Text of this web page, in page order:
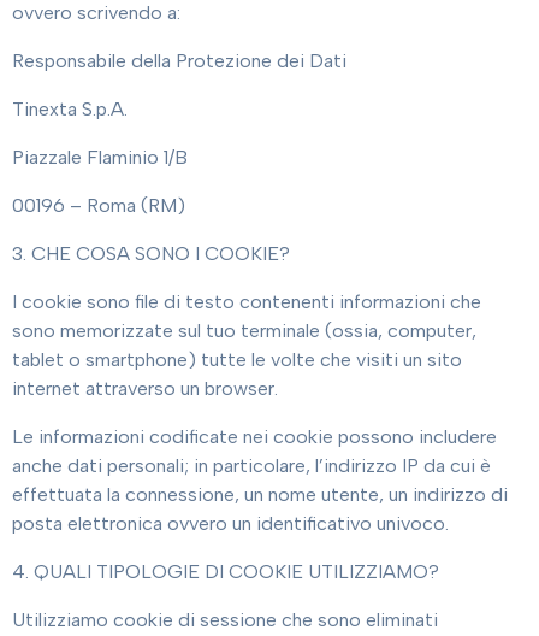
ovvero scrivendo a:
Responsabile della Protezione dei Dati
Tinexta S.p.A.
Piazzale Flaminio 1/B
00196 – Roma (RM)
3. CHE COSA SONO I COOKIE?
I cookie sono file di testo contenenti informazioni che
sono memorizzate sul tuo terminale (ossia, computer,
tablet o smartphone) tutte le volte che visiti un sito
internet attraverso un browser.
Le informazioni codificate nei cookie possono includere
anche dati personali; in particolare, l’indirizzo IP da cui è
effettuata la connessione, un nome utente, un indirizzo di
posta elettronica ovvero un identificativo univoco.
4. QUALI TIPOLOGIE DI COOKIE UTILIZZIAMO?
Utilizziamo cookie di sessione che sono eliminati